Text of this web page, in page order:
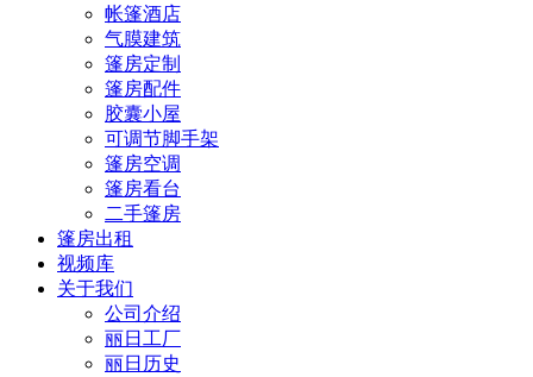
帐篷酒店
气膜建筑
篷房定制
篷房配件
胶囊小屋
可调节脚手架
篷房空调
篷房看台
二手篷房
篷房出租
视频库
关于我们
公司介绍
丽日工厂
丽日历史